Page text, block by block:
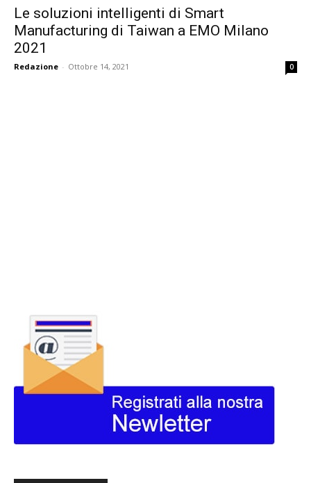
Le soluzioni intelligenti di Smart
Manufacturing di Taiwan a EMO Milano
2021
Redazione - Ottobre 14, 2021 0